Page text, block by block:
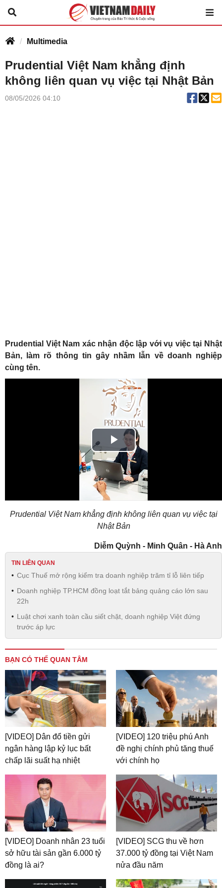
Multimedia
Prudential Việt Nam khẳng định
không liên quan vụ việc tại Nhật Bản
08/05/2026 04:10
Prudential Việt Nam xác nhận độc lập với vụ việc tại Nhật
Bản, làm rõ thông tin gây nhầm lẫn về doanh nghiệp
cùng tên.
Play
Video
Prudential Việt Nam khẳng định không liên quan vụ việc tại
Nhật Bản
Diễm Quỳnh - Minh Quân - Hà Anh
TIN LIÊN QUAN
Cục Thuế mở rộng kiểm tra doanh nghiệp trăm tỉ lỗ liên tiếp
Doanh nghiệp TP.HCM đồng loạt tắt bảng quảng cáo lớn sau
22h
Luật chơi xanh toàn cầu siết chặt, doanh nghiệp Việt đứng
trước áp lực
BẠN CÓ THỂ QUAN TÂM
[VIDEO] Dân đổ tiền gửi
ngân hàng lập kỷ lục bất
chấp lãi suất hạ nhiệt
[VIDEO] 120 triệu phú Anh
đề nghị chính phủ tăng thuế
với chính họ
[VIDEO] Doanh nhân 23 tuổi
sở hữu tài sản gần 6.000 tỷ
đồng là ai?
[VIDEO] SCG thu về hơn
37.000 tỷ đồng tại Việt Nam
nửa đầu năm